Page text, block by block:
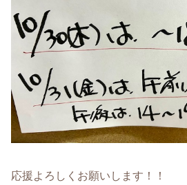
応援よろしくお願いします！！